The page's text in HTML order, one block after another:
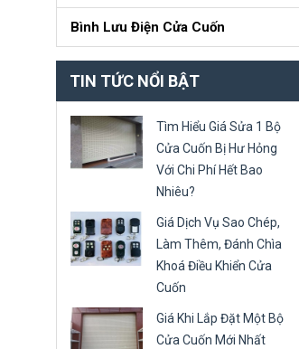
Bình Lưu Điện Cửa Cuốn
TIN TỨC NỔI BẬT
Tìm Hiểu Giá Sửa 1 Bộ
Cửa Cuốn Bị Hư Hỏng
Với Chi Phí Hết Bao
Nhiêu?
Giá Dịch Vụ Sao Chép,
Làm Thêm, Đánh Chìa
Khoá Điều Khiển Cửa
Cuốn
Giá Khi Lắp Đặt Một Bộ
Cửa Cuốn Mới Nhất